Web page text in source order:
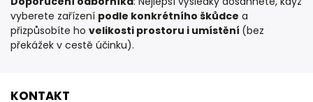
vyberete zařízení podle konkrétního škůdce a
přizpůsobíte ho velikosti prostoru i umístění (bez
překážek v cestě účinku).
KONTAKT